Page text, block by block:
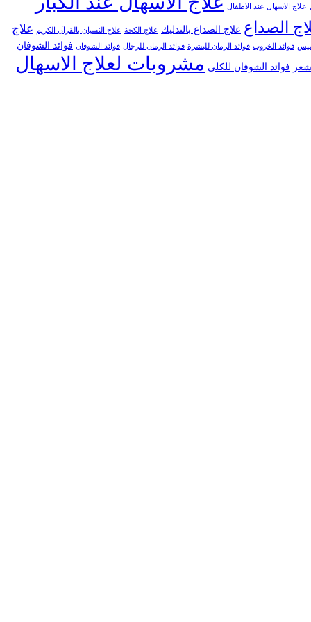
علاج الاسهال عند الاطفال
الصداع علاج الصداع بالتدليك علاج الكحة علاج النسيان بالقرآن الكريم علاج
فوائد الخروب فوائد الرمان للبشرة فوائد الرمان للرجال فوائد الشوفان فوائد الشوفان
فوائد الشوفان للكلى مشروبات لعلاج الاسهال